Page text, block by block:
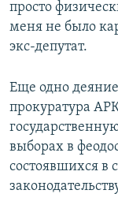
просто
меня не было
экс-депутат.
Еще одно деяние
прокуратура
выборах в
состоявшихся в